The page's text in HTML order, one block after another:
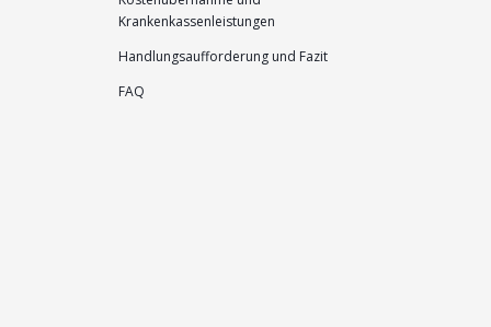
Krankenkassenleistungen
Handlungsaufforderung und Fazit
FAQ